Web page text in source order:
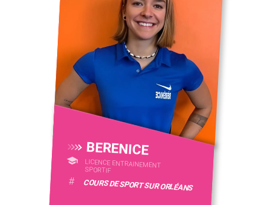
BERENICE
LICENCE ENTRAINEMENT
SPORTIF
# COURS DE SPORT SUR ORLÉANS